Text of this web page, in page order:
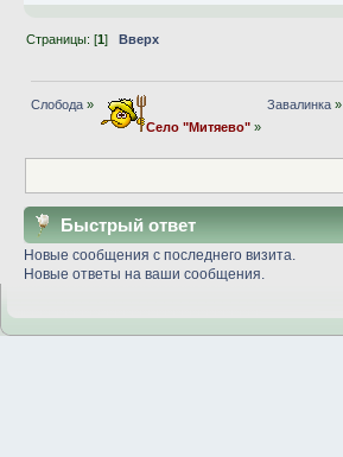
Страницы: [1]Вверх
Слобода »
Село "Митяево"»
Завалинка»
Быстрый ответ
Новые сообщения с последнего визита.
Новые ответы на ваши сообщения.